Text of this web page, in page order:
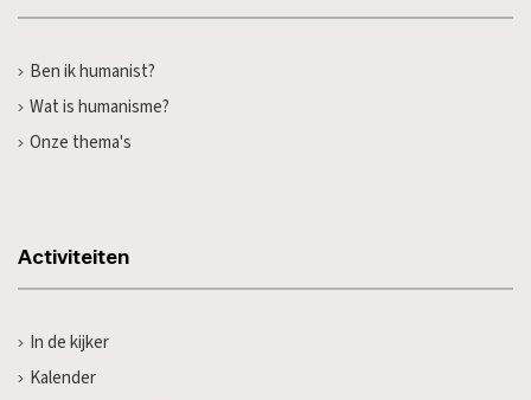
Ben ik humanist?
Wat is humanisme?
Onze thema's
Activiteiten
In de kijker
Kalender